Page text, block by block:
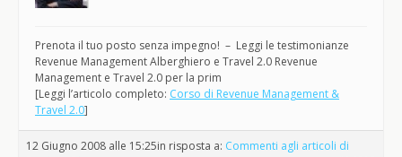
Prenota il tuo posto senza impegno! – Leggi le testimonianze
Revenue Management Alberghiero e Travel 2.0 Revenue
Management e Travel 2.0 per la prim
[Leggi l’articolo completo: Corso di Revenue Management &
Travel 2.0]
12 Giugno 2008 alle 15:25in risposta a: Commenti agli articoli di